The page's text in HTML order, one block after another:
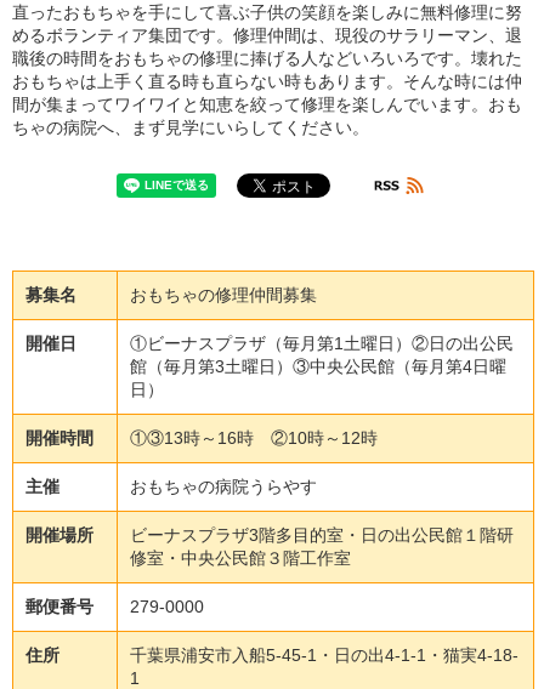
直ったおもちゃを手にして喜ぶ子供の笑顔を楽しみに無料修理に努
めるボランティア集団です。修理仲間は、現役のサラリーマン、退
職後の時間をおもちゃの修理に捧げる人などいろいろです。壊れた
おもちゃは上手く直る時も直らない時もあります。そんな時には仲
間が集まってワイワイと知恵を絞って修理を楽しんでいます。おも
ちゃの病院へ、まず見学にいらしてください。
募集名 おもちゃの修理仲間募集
開催日
①ビーナスプラザ（毎月第1土曜日）②日の出公民
館（毎月第3土曜日）③中央公民館（毎月第4日曜
日）
開催時間 ①③13時～16時 ②10時～12時
主催 おもちゃの病院うらやす
開催場所
ビーナスプラザ3階多目的室・日の出公民館１階研
修室・中央公民館３階工作室
郵便番号 279-0000
住所
千葉県浦安市入船5-45-1・日の出4-1-1・猫実4-18-
1